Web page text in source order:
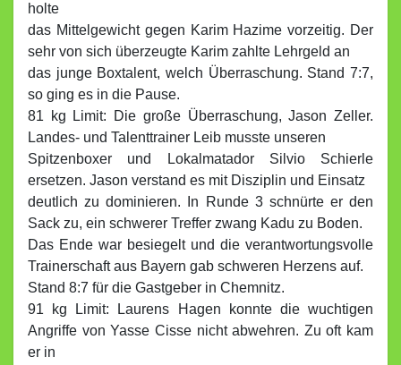
holte
das Mittelgewicht gegen Karim Hazime vorzeitig. Der
sehr von sich überzeugte Karim zahlte Lehrgeld an
das junge Boxtalent, welch Überraschung. Stand 7:7,
so ging es in die Pause.
81 kg Limit: Die große Überraschung, Jason Zeller.
Landes- und Talenttrainer Leib musste unseren
Spitzenboxer und Lokalmatador Silvio Schierle
ersetzen. Jason verstand es mit Disziplin und Einsatz
deutlich zu dominieren. In Runde 3 schnürte er den
Sack zu, ein schwerer Treffer zwang Kadu zu Boden.
Das Ende war besiegelt und die verantwortungsvolle
Trainerschaft aus Bayern gab schweren Herzens auf.
Stand 8:7 für die Gastgeber in Chemnitz.
91 kg Limit: Laurens Hagen konnte die wuchtigen
Angriffe von Yasse Cisse nicht abwehren. Zu oft kam
er in